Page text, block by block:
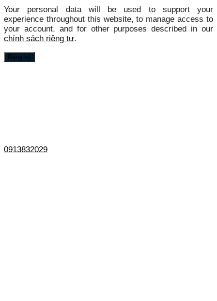
Your personal data will be used to support your
experience throughout this website, to manage access to
your account, and for other purposes described in our
chính sách riêng tư.
Đăng ký
0913832029